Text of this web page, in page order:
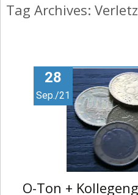
Nachrichten,
Video
Tag Archives:
28
Sep./21
O-Ton +